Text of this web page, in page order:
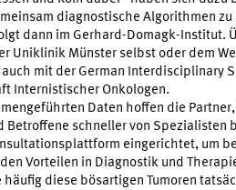
diagnostische Algorithmen
dann im Gerhard-Domagk-Institut.
Uniklinik Münster selbst oder dem
mit der German Interdisciplinary
Internistischer Onkologen.
Daten hoffen die
Betroffene schneller von Spezialisten
eingerichtet, um
Vorteilen in Diagnostik und
diese bösartigen Tumoren